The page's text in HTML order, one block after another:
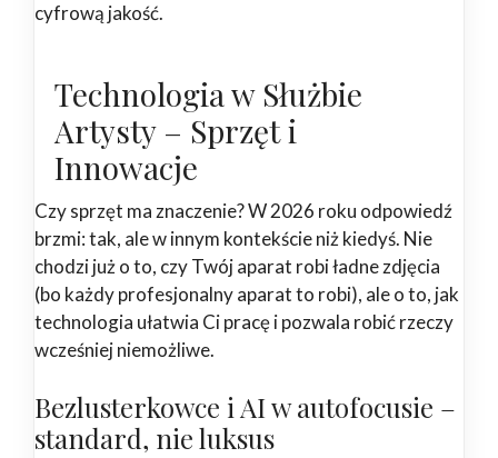
cyfrową jakość.
Technologia w Służbie
Artysty – Sprzęt i
Innowacje
Czy sprzęt ma znaczenie? W 2026 roku odpowiedź
brzmi: tak, ale w innym kontekście niż kiedyś. Nie
chodzi już o to, czy Twój aparat robi ładne zdjęcia
(bo każdy profesjonalny aparat to robi), ale o to, jak
technologia ułatwia Ci pracę i pozwala robić rzeczy
wcześniej niemożliwe.
Bezlusterkowce i AI w autofocusie –
standard, nie luksus